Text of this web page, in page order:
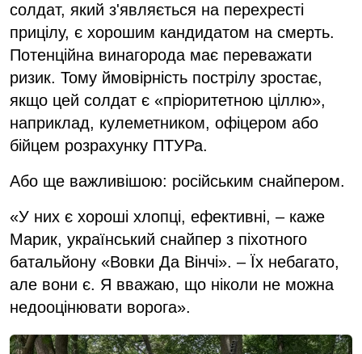
солдат, який з'являється на перехресті
прицілу, є хорошим кандидатом на смерть.
Потенційна винагорода має переважати
ризик. Тому ймовірність пострілу зростає,
якщо цей солдат є «пріоритетною ціллю»,
наприклад, кулеметником, офіцером або
бійцем розрахунку ПТУРа.
Або ще важливішою: російським снайпером.
«У них є хороші хлопці, ефективні, – каже
Марик, український снайпер з піхотного
батальйону «Вовки Да Вінчі». – Їх небагато,
але вони є. Я вважаю, що ніколи не можна
недооцінювати ворога».